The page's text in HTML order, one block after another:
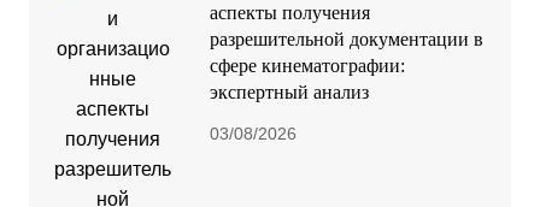
аспекты получения
разрешительной документации в
сфере кинематографии:
экспертный анализ
03/08/2026